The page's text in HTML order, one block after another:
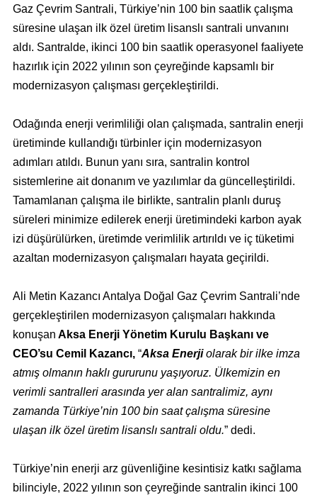
Gaz Çevrim Santrali, Türkiye’nin 100 bin saatlik çalışma
süresine ulaşan ilk özel üretim lisanslı santrali unvanını
aldı. Santralde, ikinci 100 bin saatlik operasyonel faaliyete
hazırlık için 2022 yılının son çeyreğinde kapsamlı bir
modernizasyon çalışması gerçekleştirildi.
Odağında enerji verimliliği olan çalışmada, santralin enerji
üretiminde kullandığı türbinler için modernizasyon
adımları atıldı. Bunun yanı sıra, santralin kontrol
sistemlerine ait donanım ve yazılımlar da güncelleştirildi.
Tamamlanan çalışma ile birlikte, santralin planlı duruş
süreleri minimize edilerek enerji üretimindeki karbon ayak
izi düşürülürken, üretimde verimlilik artırıldı ve iç tüketimi
azaltan modernizasyon çalışmaları hayata geçirildi.
Ali Metin Kazancı Antalya Doğal Gaz Çevrim Santrali’nde
gerçekleştirilen modernizasyon çalışmaları hakkında
konuşan Aksa Enerji Yönetim Kurulu Başkanı ve
CEO’su Cemil Kazancı, “Aksa Enerjiolarak bir ilke imza
atmış olmanın haklı gururunu yaşıyoruz. Ülkemizin en
verimli santralleri arasında yer alan santralimiz, aynı
zamanda Türkiye’nin 100 bin saat çalışma süresine
ulaşan ilk özel üretim lisanslı santrali oldu.” dedi.
Türkiye’nin enerji arz güvenliğine kesintisiz katkı sağlama
bilinciyle, 2022 yılının son çeyreğinde santralin ikinci 100